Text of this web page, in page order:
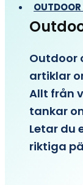
Outdoor
artiklar
Allt från
tankar
Letar du
riktiga